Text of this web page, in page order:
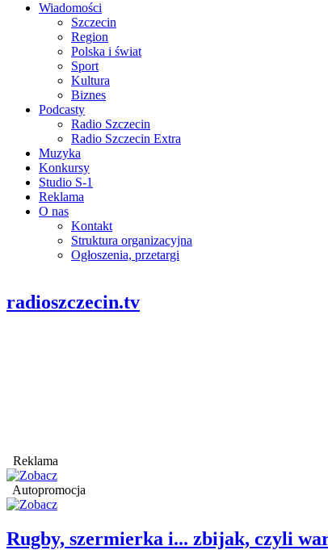
Wiadomości
Szczecin
Region
Polska i świat
Sport
Kultura
Biznes
Podcasty
Radio Szczecin
Radio Szczecin Extra
Muzyka
Konkursy
Studio S-1
Reklama
O nas
Kontakt
Struktura organizacyjna
Ogłoszenia, przetargi
radioszczecin.tv
Reklama
Autopromocja
Rugby, szermierka i... zbijak, czyli